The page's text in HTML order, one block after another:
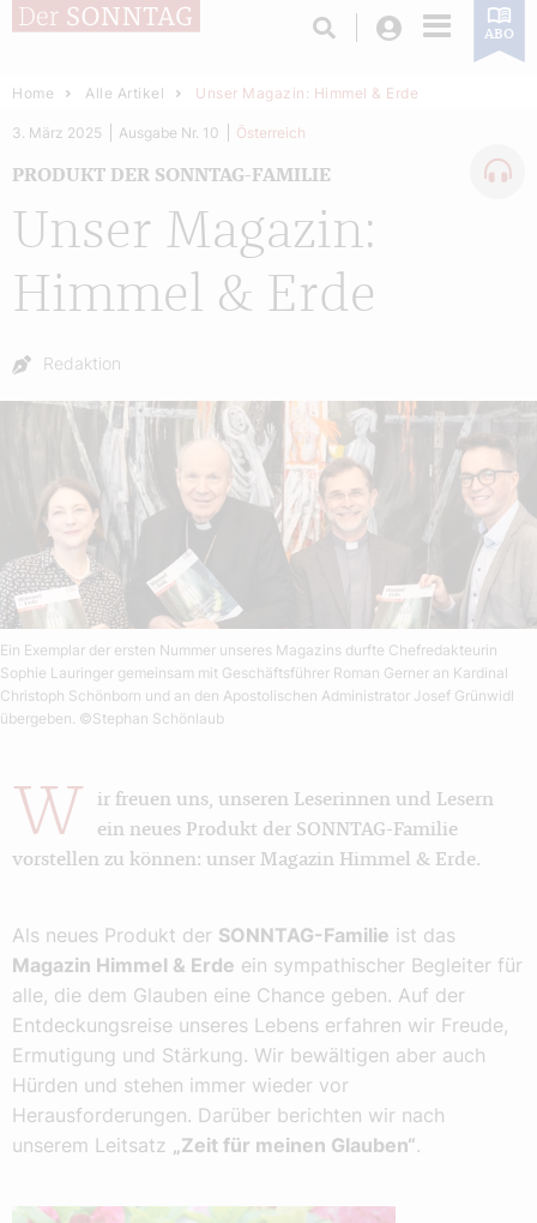
Login ABO
Home Alle Artikel Unser Magazin: Himmel & Erde
Unser Magazin:
Himmel & Erde
PRODUKT DER SONNTAG-FAMILIE
3. März 2025 Ausgabe Nr. 10 Österreich
Autor:
Redaktion
Ein Exemplar der ersten Nummer unseres Magazins durfte Chefredakteurin
Sophie Lauringer gemeinsam mit Geschäftsführer Roman Gerner an Kardinal
Christoph Schönborn und an den Apostolischen Administrator Josef Grünwidl
übergeben. ©Stephan Schönlaub
W
ir freuen uns, unseren Leserinnen und Lesern
ein neues Produkt der SONNTAG-Familie
vorstellen zu können: unser Magazin Himmel & Erde.
Als neues Produkt der SONNTAG-Familie ist das
Magazin Himmel & Erde ein sympathischer Begleiter für
alle, die dem Glauben eine Chance geben. Auf der
Entdeckungsreise unseres Lebens erfahren wir Freude,
Ermutigung und Stärkung. Wir bewältigen aber auch
Hürden und stehen immer wieder vor
Herausforderungen. Darüber berichten wir nach
unserem Leitsatz „Zeit für meinen Glauben“.